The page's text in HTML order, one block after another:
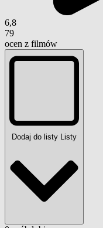
6,8
79
ocen z filmów
Dodaj do listy Listy